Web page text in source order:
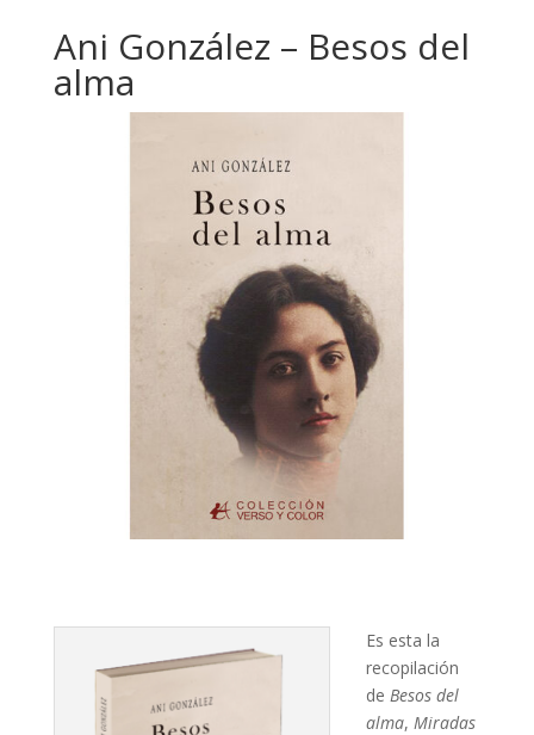
Ani González – Besos del
alma
Es esta la
recopilación
de Besos del
alma, Miradas